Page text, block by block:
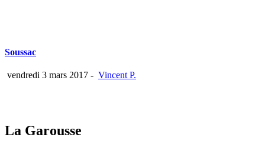
Soussac
vendredi 3 mars 2017 - Vincent P.
La Garousse